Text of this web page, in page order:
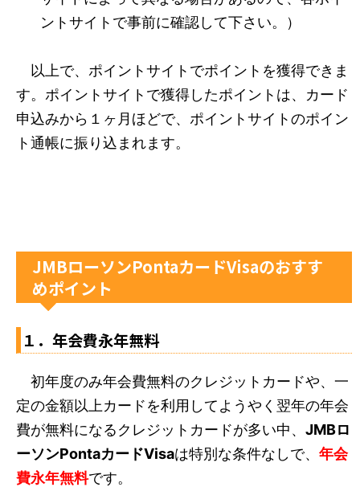
ントサイトで事前に確認して下さい。）
以上で、ポイントサイトでポイントを獲得できま
す。ポイントサイトで獲得したポイントは、カード
申込みから１ヶ月ほどで、ポイントサイトのポイン
ト通帳に振り込まれます。
JMBローソンPontaカードVisaのおすす
めポイント
１．年会費永年無料
初年度のみ年会費無料のクレジットカードや、一
定の金額以上カードを利用してようやく翌年の年会
費が無料になるクレジットカードが多い中、 JMBロ
ーソンPontaカードVisaは特別な条件なしで、 年会
費永年無料です。